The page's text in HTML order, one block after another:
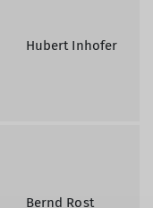
Hubert Inhofer
Bernd Rost